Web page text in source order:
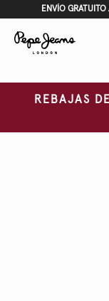
ENVÍO
REBAJAS